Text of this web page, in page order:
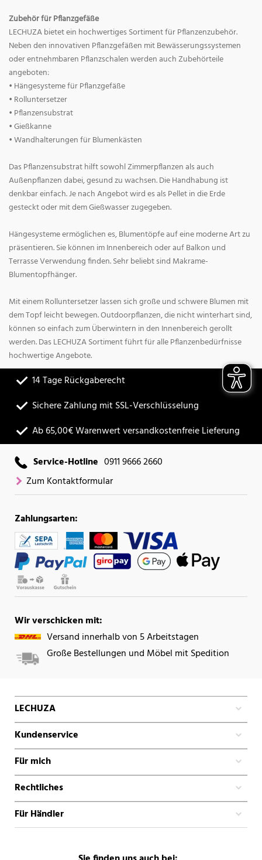
Zubehör für Pflanzgefäße
LECHUZA bietet ein hochwertiges Sortiment für Pflanzenzubehör.
Neben den innovativen Pflanzgefäßen mit Bewässerungssystemen
oder entnehmbaren Pflanzschalen werden auch Zubehörteile
angeboten:
• Hängesysteme für Pflanzgefäße
• Rolluntersetzer
• Pflanzensubstrat
• Gießkanne
• Wandhalterungen für Blumenkästen
Das Pflanzensubstrat hilft sowohl Zimmerpflanzen als auch
Außenpflanzen dabei, gesund zu wachsen. Die Handhabung ist
denkbar einfach. Je nach Angebot wird es als Pellet in die Erde
gesteckt oder mit dem Gießwasser zugegeben.
Hängesysteme ermöglichen es, Blumentöpfe auf eine moderne Art zu
präsentieren. Sie können im Innenbereich oder auf Balkon und
Terrasse Verwendung finden. Sehr beliebt sind Makrame-
Blumentopfhänger.
Mit einem Rolluntersetzer lassen sich große und schwere Blumen mit
dem Topf leicht bewegen. Outdoorpflanzen, die nicht winterhart sind,
können so einfach zum Überwintern in den Innenbereich gerollt
werden. Das LECHUZA Sortiment führt für alle Pflanzenbedürfnisse
hochwertige Angebote.
14 Tage Rückgaberecht
Sichere Zahlung mit SSL-Verschlüsselung
Ab 65,00€ Warenwert versandkostenfreie Lieferung
Service-Hotline 0911 9666 2660
Zum Kontaktformular
Zahlungsarten:
Wir verschicken mit:
Versand innerhalb von 5 Arbeitstagen
Große Bestellungen und Möbel mit Spedition
LECHUZA
Kundenservice
Für mich
Rechtliches
Für Händler